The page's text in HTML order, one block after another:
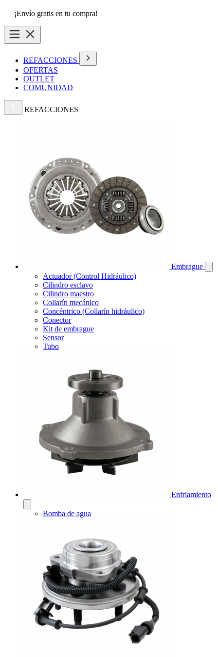
¡Envío gratis en tu compra!
REFACCIONES
OFERTAS
OUTLET
COMUNIDAD
REFACCIONES
Embrague
Actuador (Control Hidráulico)
Cilindro esclavo
Cilindro maestro
Collarín mecánico
Concéntrico (Collarín hidráulico)
Conector
Kit de embrague
Sensor
Tubo
Enfriamiento
Bomba de agua